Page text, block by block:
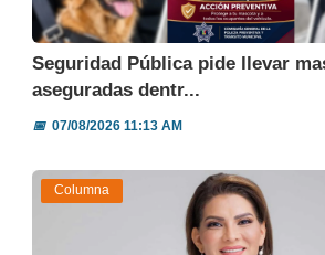
Seguridad Pública pide llevar
aseguradas dentr...
📅07/08/2026 11:13 AM
Columna